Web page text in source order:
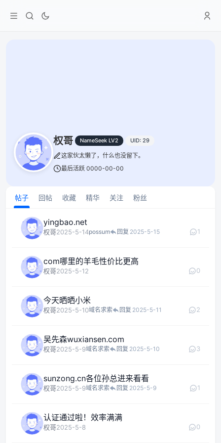
权哥 NameSeek LV2 UID: 29
这家伙太懒了，什么也没留下。
最后活跃 0000-00-00
帖子 回帖 收藏 精华 关注 粉丝
yingbao.net
权哥2025-5-14possum 回复 2025-5-15 1
com哪里的羊毛性价比更高
权哥2025-5-12 0
今天晒晒小米
权哥2025-5-10域名求索 回复 2025-5-11 2
吴先森wuxiansen.com
权哥2025-5-9域名求索 回复 2025-5-10 3
sunzong.cn各位孙总进来看看
权哥2025-5-9域名求索 回复 2025-5-9 1
认证通过啦！效率满满
权哥2025-5-8 0